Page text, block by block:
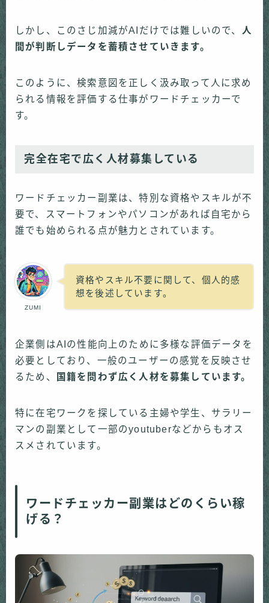
しかし、このさじ加減がAIだけでは難しいので、 人
間が判断しデータを蓄積させていきます。
このように、検索意図を正しく汲み取って人に求め
られる情報を評価する仕事がワードチェッカーで
す。
完全在宅で広く人材募集している
ワードチェッカー副業は、特別な資格やスキルが不
要で、スマートフォンやパソコンがあれば自宅から
誰でも始められる点が魅力とされています。
ZUMI
資格やスキル不要に関して、個人的感
想を後述しています。
企業側はAIの性能向上のために多様な評価データを
必要としており、一般のユーザーの感覚を反映させ
るため、
国籍を問わず広く人材を募集しています。
特に在宅ワークを探している主婦や学生、サラリー
マンの副業として一部のyoutuberなどからもオス
スメされています。
ワードチェッカー副業はどのくらい稼
げる？